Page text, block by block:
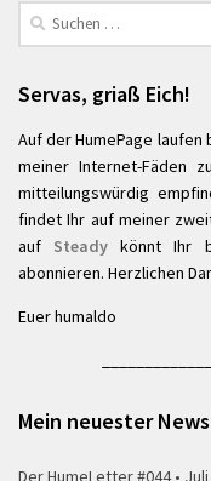
Suchen
nach:
Servas, griaß Eich!
Auf der HumePage
meiner Internet-Fäden
mitteilungswürdig
findet Ihr auf meiner
auf Steady könnt Ihr
abonnieren. Herzlichen
Euer humaldo
Mein neuester
Der HumeLetter #044 •